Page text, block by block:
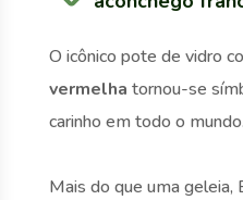
O icônico pote de vidro
vermelha tornou-se
carinho em todo o mundo.
Mais do que uma geleia,